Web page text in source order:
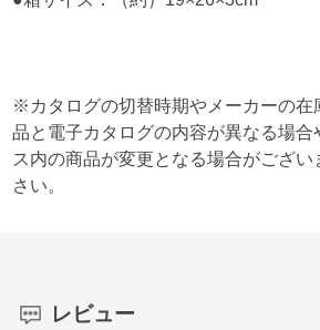
※カタログの切替時期やメーカーの在
品と電子カタログの内容が異なる場合
ス内の商品が変更となる場合がござい
さい。
レビュー